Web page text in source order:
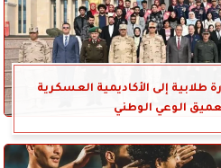
طلابية إلى الأكاديمية العسكرية
الوعي الوطني